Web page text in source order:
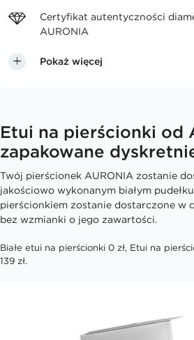
Certyfikat autentyczności
AURONIA
Pokaż więcej
Etui na pierścionki od
zapakowane
Twój pierścionek AURONIA zostanie
jakościowo wykonanym białym
pierścionkiem zostanie dostarczone w
bez wzmianki o jego zawartości.
Białe etui na pierścionki 0 zł, Etui na
139 zł.